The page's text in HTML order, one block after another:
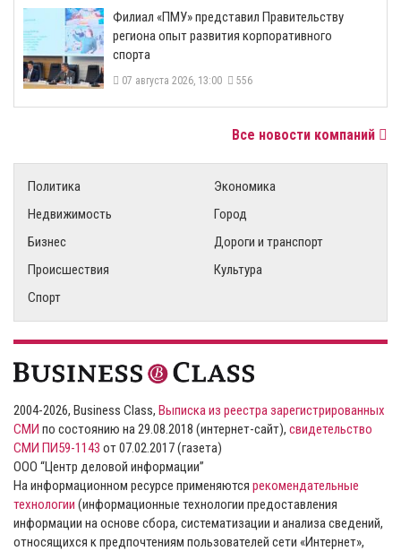
​Филиал «ПМУ» представил Правительству
региона опыт развития корпоративного
спорта
07 августа 2026, 13:00 556
Все новости компаний
Политика
Экономика
Недвижимость
Город
Бизнес
Дороги и транспорт
Происшествия
Культура
Спорт
2004-2026, Business Class, Выписка из реестра зарегистрированных
СМИ по состоянию на 29.08.2018 (интернет-сайт), свидетельство
СМИ ПИ59-1143 от 07.02.2017 (газета)
ООО “Центр деловой информации”
На информационном ресурсе применяются рекомендательные
технологии (информационные технологии предоставления
информации на основе сбора, систематизации и анализа сведений,
относящихся к предпочтениям пользователей сети «Интернет»,